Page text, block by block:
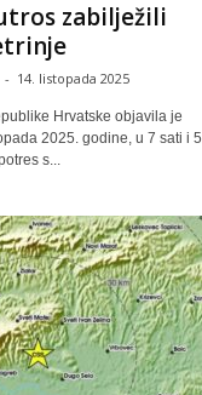
zabilježili
- 14. listopada 2025
Hrvatske objavila je
2025. godine, u 7 sati i 5
s...